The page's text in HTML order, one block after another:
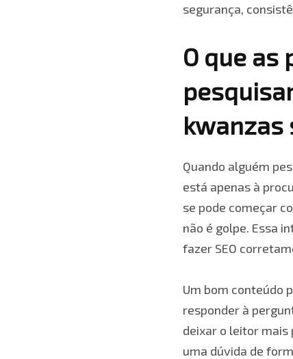
segurança,
O que
kwanzas
Quando alguém
está apenas à
se pode começar
não é golpe. Essa
fazer SEO
Um bom conteúdo
responder à
deixar o leitor mais
uma dúvida de